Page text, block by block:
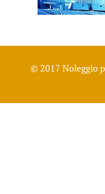
© 2017 Noleggio